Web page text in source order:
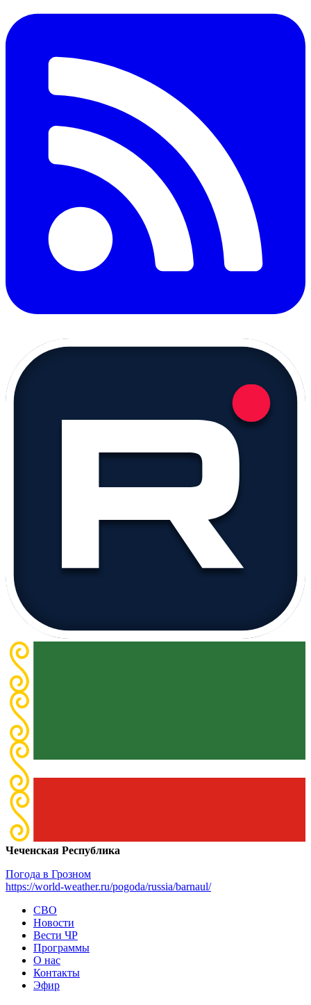
Чеченская Республика
Погода в Грозном
https://world-weather.ru/pogoda/russia/barnaul/
СВО
Новости
Вести ЧР
Программы
О нас
Контакты
Эфир